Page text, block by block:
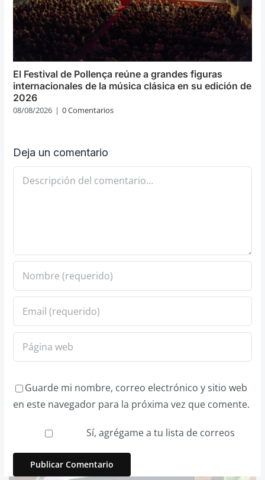
El Festival de Pollença reúne a grandes figuras
internacionales de la música clásica en su edición de
2026
08/08/2026 | 0 Comentarios
Deja un comentario
Comentario
Guarde mi nombre, correo electrónico y sitio web
en este navegador para la próxima vez que comente.
Sí, agrégame a tu lista de correos